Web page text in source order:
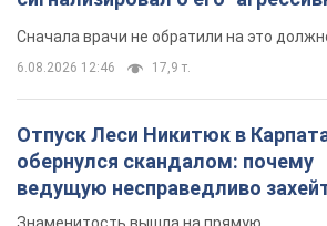
"Динамо" с победы стартовало
квалификации Лиги
Видео
Матч прошел в Люблине
10 годин тому 2,9 т.